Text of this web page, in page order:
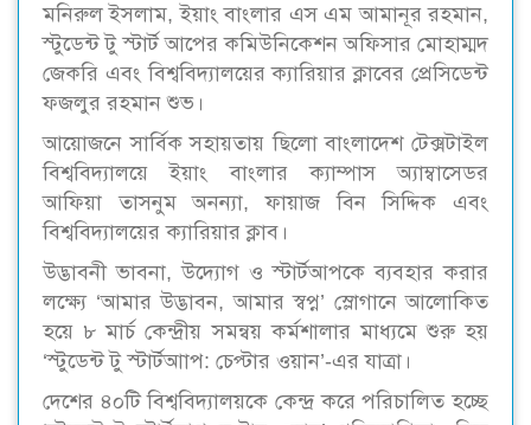
মনিরুল ইসলাম, ইয়াং বাংলার এস এম আমানূর রহমান,
স্টুডেন্ট টু স্টার্ট আপের কমিউনিকেশন অফিসার মোহাম্মদ
জেকরি এবং বিশ্ববিদ্যালয়ের ক্যারিয়ার ক্লাবের প্রেসিডেন্ট
ফজলুর রহমান শুভ।
আয়োজনে সার্বিক সহায়তায় ছিলো বাংলাদেশ টেক্সটাইল
বিশ্ববিদ্যালয়ে ইয়াং বাংলার ক্যাম্পাস অ্যাম্বাসেডর
আফিয়া তাসনুম অনন্যা, ফায়াজ বিন সিদ্দিক এবং
বিশ্ববিদ্যালয়ের ক্যারিয়ার ক্লাব।
উদ্ভাবনী ভাবনা, উদ্যোগ ও স্টার্টআপকে ব্যবহার করার
লক্ষ্যে ‘আমার উদ্ভাবন, আমার স্বপ্ন’ স্লোগানে আলোকিত
হয়ে ৮ মার্চ কেন্দ্রীয় সমন্বয় কর্মশালার মাধ্যমে শুরু হয়
‘স্টুডেন্ট টু স্টার্টআাপ: চেপ্টার ওয়ান’-এর যাত্রা।
দেশের ৪০টি বিশ্ববিদ্যালয়কে কেন্দ্র করে পরিচালিত হচ্ছে